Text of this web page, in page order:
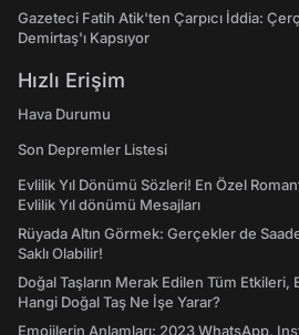
Gazeteci Fatih Atik'ten Çarpıcı İddia:
Demirtaş'ı Kapsıyor
Hızlı Erişim
Hava Durumu
Son Depremler Listesi
Evlilik Yıl Dönümü Sözleri! En Özel
Evlilik Yıl dönümü Mesajları
Rüyada Altın Görmek: Gerçekler de
Saklı Olabilir!
Doğal Taşların Merak Edilen Tüm Etkileri,
Hangi Doğal Taş Ne İşe Yarar?
Emojilerin Anlamları: 2023 WhatsApp,